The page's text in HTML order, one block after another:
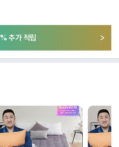
% 추가 적립